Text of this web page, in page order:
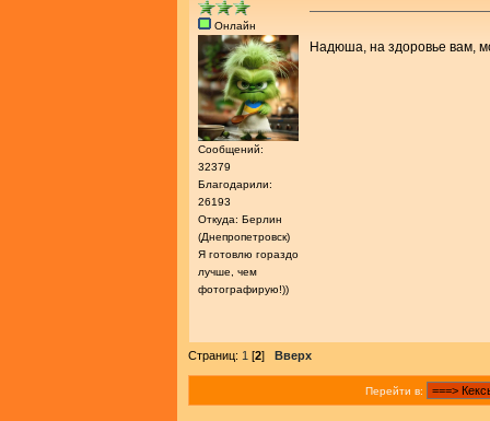
Онлайн
Сообщений:
32379
Благодарили:
26193
Откуда: Берлин
(Днепропетровск)
Я готовлю гораздо
лучше, чем
фотографирую!))
Надюша, на здоровье вам,
Страниц: 1 [2] Вверх
Перейти в: